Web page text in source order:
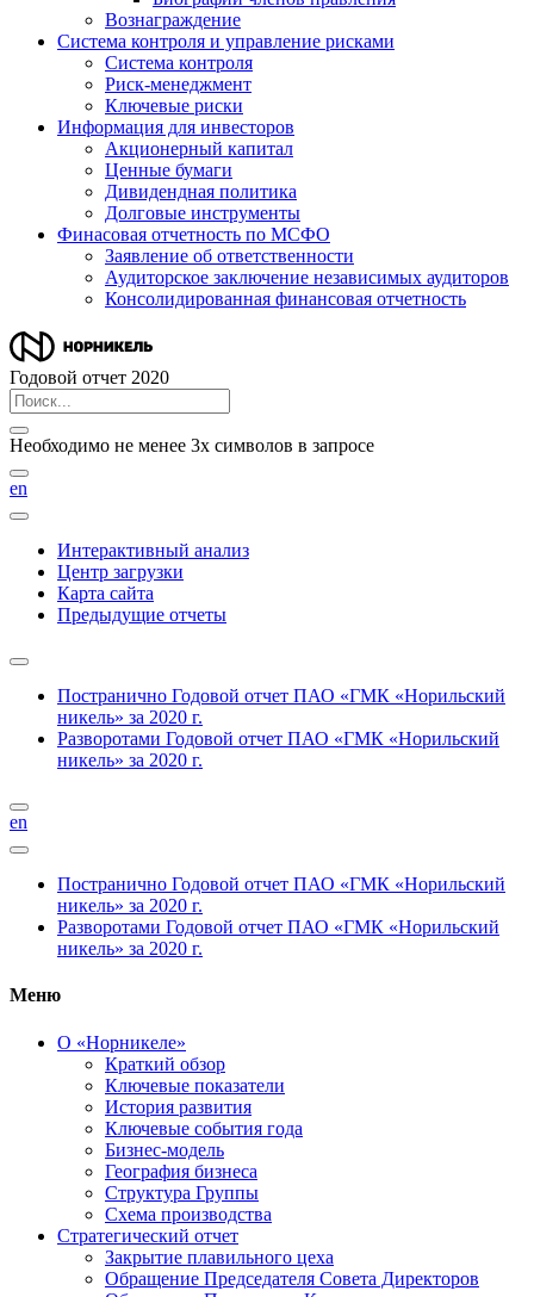
Вознаграждение
Система контроля и управление рисками
Система контроля
Риск-менеджмент
Ключевые риски
Информация для инвесторов
Акционерный капитал
Ценные бумаги
Дивидендная политика
Долговые инструменты
Финасовая отчетность по МСФО
Заявление об ответственности
Аудиторское заключение независимых аудиторов
Консолидированная финансовая отчетность
Годовой отчет 2020
Необходимо не менее 3х символов в запросе
en
Интерактивный анализ
Центр загрузки
Карта сайта
Предыдущие отчеты
Постранично Годовой отчет ПАО «ГМК «Норильский
никель» за 2020 г.
Разворотами Годовой отчет ПАО «ГМК «Норильский
никель» за 2020 г.
en
Постранично Годовой отчет ПАО «ГМК «Норильский
никель» за 2020 г.
Разворотами Годовой отчет ПАО «ГМК «Норильский
никель» за 2020 г.
Меню
О «Норникеле»
Краткий обзор
Ключевые показатели
История развития
Ключевые события года
Бизнес-модель
География бизнеса
Структура Группы
Схема производства
Стратегический отчет
Закрытие плавильного цеха
Обращение Председателя Совета Директоров